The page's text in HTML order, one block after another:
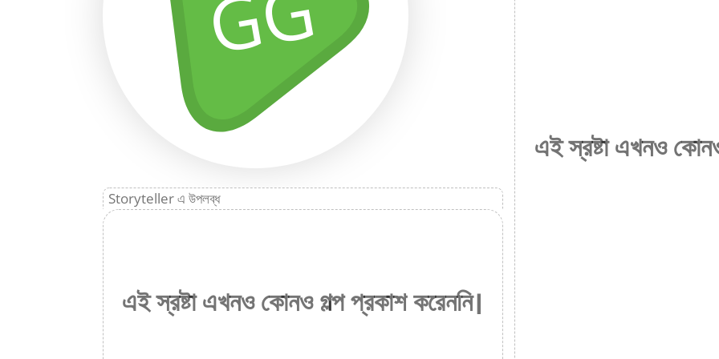
Storyteller এ উপলব্ধ
এই স্রষ্টা এখনও কোনও গল্প প্রকাশ করেননি।
এই স্রষ্টা এখনও